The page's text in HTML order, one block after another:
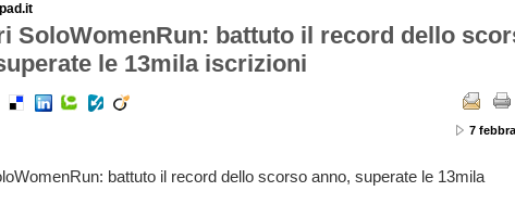
SoloWomenRun: battuto il record dello
le 13mila iscrizioni
7
battuto il record dello scorso anno, superate le 13mila